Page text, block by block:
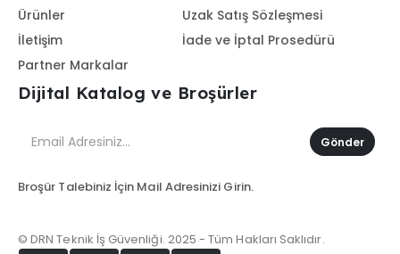
Ürünler
İletişim
Partner Markalar
Uzak Satış Sözleşmesi
İade ve İptal Prosedürü
Dijital Katalog ve Broşürler
Gönder
Broşür Talebiniz İçin Mail Adresinizi Girin.
© DRN Teknik İş Güvenliği. 2025 - Tüm Hakları Saklıdır.